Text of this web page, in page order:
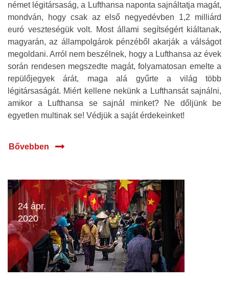
német légitársaság, a Lufthansa naponta sajnáltatja magát,
mondván, hogy csak az első negyedévben 1,2 milliárd
euró veszteségük volt. Most állami segítségért kiáltanak,
magyarán, az állampolgárok pénzéből akarják a válságot
megoldani. Arról nem beszélnek, hogy a Lufthansa az évek
során rendesen megszedte magát, folyamatosan emelte a
repülőjegyek árát, maga alá gyűrte a világ több
légitársaságát. Miért kellene nekünk a Lufthansát sajnálni,
amikor a Lufthansa se sajnál minket? Ne dőljünk be
egyetlen multinak se! Védjük a saját érdekeinket!
Bővebben
24 ápr.
2020